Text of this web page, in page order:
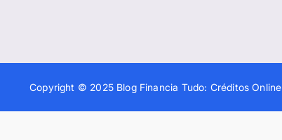
Copyright © 2025 Blog Financia Tudo: Créditos Online